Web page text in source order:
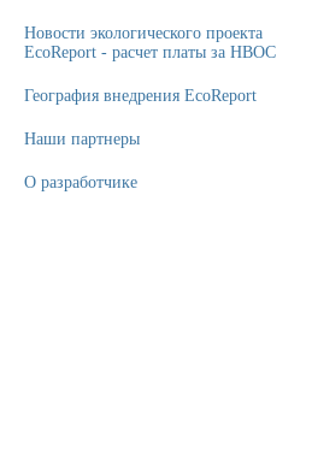
Новости экологического проекта
EcoReport - расчет платы за НВОС
География внедрения EcoReport
Наши партнеры
О разработчике